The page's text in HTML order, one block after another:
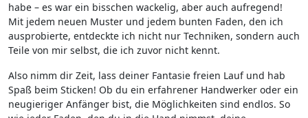
habe – es war ein⁤ bisschen wackelig, aber auch aufregend!
Mit jedem neuen Muster und ⁣jedem bunten Faden, den ich
ausprobierte, entdeckte‌ ich nicht nur Techniken, sondern‍ auch
Teile von mir selbst, die ich zuvor nicht kennt.
Also nimm dir Zeit, lass deiner Fantasie freien Lauf und hab
Spaß‌ beim Sticken! Ob du ein⁢ erfahrener Handwerker ‌oder ein
neugieriger Anfänger⁣ bist, die Möglichkeiten sind endlos. So